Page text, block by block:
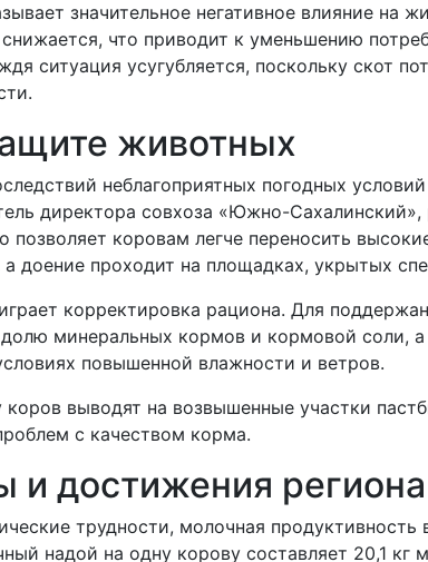
значительное негативное влияние
снижается, что приводит к уменьшению
ситуация усугубляется, поскольку скот
животных
неблагоприятных погодных
директора совхоза «Южно-
позволяет коровам легче переносить
а доение проходит на площадках, укрытых
корректировка рациона. Для
долю минеральных кормов и кормовой соли,
повышенной влажности и ветров.
выводят на возвышенные участки
с качеством корма.
и достижения региона
трудности, молочная
надой на одну корову составляет 20,1